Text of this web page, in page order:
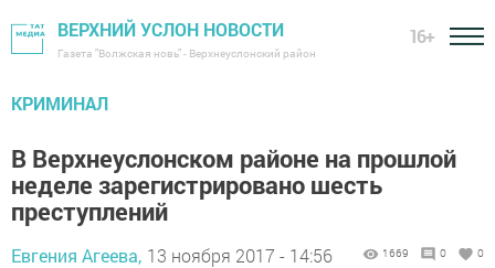
ВЕРХНИЙ УСЛОН НОВОСТИ
Газета "Волжская новь" - Верхнеуслонский район
16+
КРИМИНАЛ
В Верхнеуслонском районе на прошлой
неделе зарегистрировано шесть
преступлений
Евгения Агеева, 13 ноября 2017 - 14:56 1669 0 0